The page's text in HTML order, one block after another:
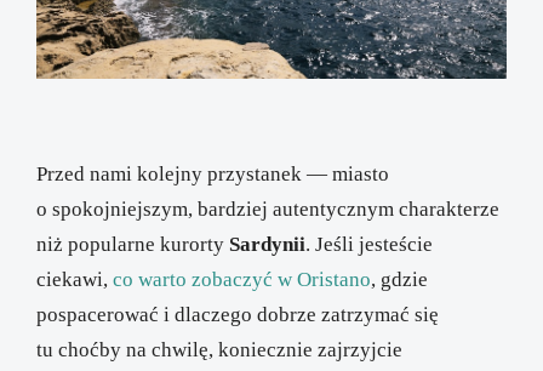
Przed nami kolejny przystanek — miasto
o spokojniejszym, bardziej autentycznym charakterze
niż popularne kurorty Sardynii. Jeśli jesteście
ciekawi, co warto zobaczyć w Oristano, gdzie
pospacerować i dlaczego dobrze zatrzymać się
tu choćby na chwilę, koniecznie zajrzyjcie